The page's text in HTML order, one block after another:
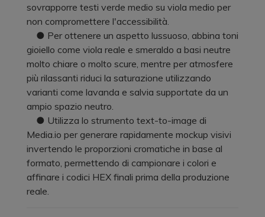
sovrapporre testi verde medio su viola medio per
non compromettere l'accessibilità.
● Per ottenere un aspetto lussuoso, abbina toni
gioiello come viola reale e smeraldo a basi neutre
molto chiare o molto scure, mentre per atmosfere
più rilassanti riduci la saturazione utilizzando
varianti come lavanda e salvia supportate da un
ampio spazio neutro.
● Utilizza lo strumento text-to-image di
Media.io per generare rapidamente mockup visivi
invertendo le proporzioni cromatiche in base al
formato, permettendo di campionare i colori e
affinare i codici HEX finali prima della produzione
reale.